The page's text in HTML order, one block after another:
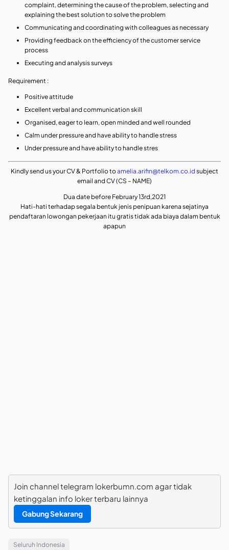
complaint, determining the cause of the problem, selecting and
explaining the best solution to solve the problem
Communicating and coordinating with colleagues as necessary
Providing feedback on the efficiency of the customer service
process
Executing and analysis surveys
Requirement :
Positive attitude
Excellent verbal and communication skill
Organised, eager to learn, open minded and well rounded
Calm under pressure and have ability to handle stress
Under pressure and have ability to handle stres
Kindly send us your CV & Portfolio toamelia.arifin@telkom.co.id subject
email and CV (CS – NAME)
Dua date before February 13rd,2021
Hati-hati terhadap segala bentuk jenis penipuan karena sejatinya
pendaftaran lowongan pekerjaan itu gratis tidak ada biaya dalam bentuk
apapun
Join channel telegram lokerbumn.com agar tidak
ketinggalan info loker terbaru lainnya
Gabung Sekarang
Seluruh Indonesia